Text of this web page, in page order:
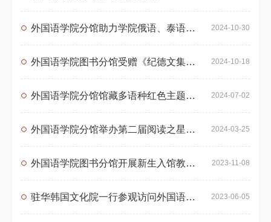
2024-10-30
外国语学院分馆助力学院俄语、泰语专业教学
2024-10-18
外国语学院图书分馆受赠《纪德文集》10卷本
2024-07-02
外国语学院分馆馆藏多语种红色主题书展开展
2024-03-25
外国语学院分馆举办第二届阅读之星评选和颁奖活动
2023-11-08
外国语学院图书分馆开展新生入馆教育系列活动之电子资源检索与利用讲座
2023-06-05
驻华韩国文化院一行参观访问外国语学院分馆